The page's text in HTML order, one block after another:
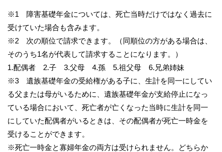
※1 障害基礎年金については、死亡当時だけではなく過去に
受けていた場合も含みます。
※2 次の順位で請求できます。（同順位の方がある場合は、
そのうち1名が代表して請求することになります。）
1.配偶者 2.子 3.父母 4.孫 5.祖父母 6.兄弟姉妹
※3 遺族基礎年金の受給権がある子に、生計を同一にしてい
る父または母がいるために、遺族基礎年金が支給停止になっ
ている場合において、死亡者が亡くなった当時に生計を同一
にしていた配偶者がいるときは、その配偶者が死亡一時金を
受けることができます。
※死亡一時金と寡婦年金の両方は受けられません。どちらか